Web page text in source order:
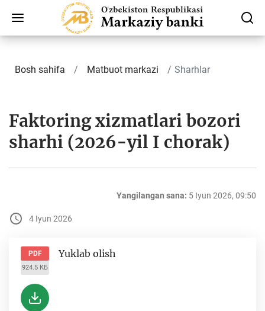
Bosh sahifa Matbuot markazi Sharhlar
Faktoring xizmatlari bozori
sharhi (2026-yil I chorak)
Yangilangan sana: 5 Iyun 2026, 09:50
4 Iyun 2026
PDF
924.5 КБ
Yuklab olish